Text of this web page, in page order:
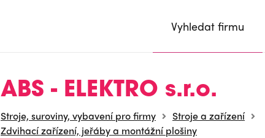
Vyhledat firmu
ABS - ELEKTRO s.r.o.
Stroje, suroviny, vybavení pro firmy
Stroje a zařízení
Zdvihací zařízení, jeřáby a montážní plošiny